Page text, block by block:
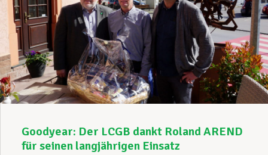
Goodyear: Der LCGB dankt Roland AREND
für seinen langjährigen Einsatz